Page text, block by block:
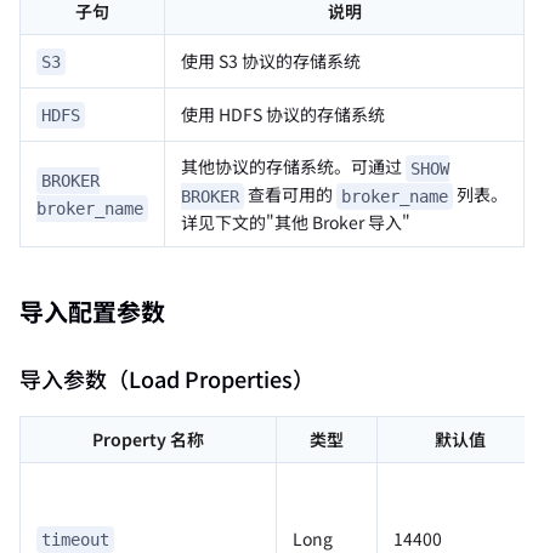
子句 说明
S3 使用 S3 协议的存储系统
HDFS 使用 HDFS 协议的存储系统
BROKER
broker_name
其他协议的存储系统。可通过 SHOW
BROKER 查看可用的 broker_name 列表。
详见下文的"其他 Broker 导入"
导入配置参数
导入参数（Load Properties）
Property 名称 类型 默认值
timeout Long 14400